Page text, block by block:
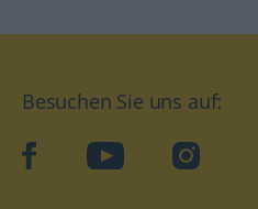
Besuchen Sie uns auf:
facebookYouTube Instagram